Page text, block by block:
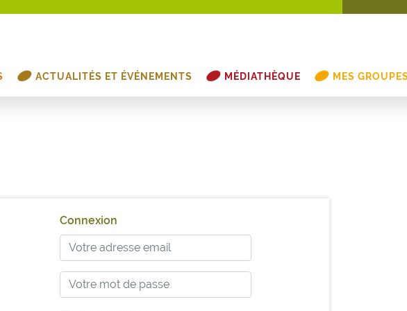
ACTUALITÉS ET ÉVÉNEMENTS MÉDIATHÈQUE MES
Connexion